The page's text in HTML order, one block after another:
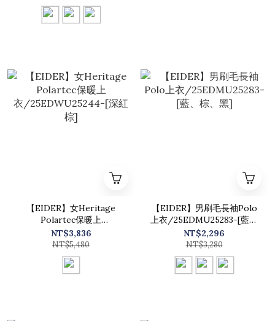
【EIDER】女Heritage
Polartec保暖上
衣/25EDWU25244-[深紅
棕]
NT$3,836
NT$5,480
【EIDER】男刷毛長袖Polo
上衣/25EDMU25283-[藍、
棕、黑]
NT$2,296
NT$3,280